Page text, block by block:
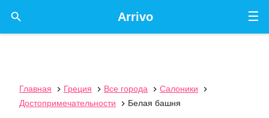
☰
Arrivo

Главная  Греция  Все города  Салоники

Достопримечательности
 Белая башня